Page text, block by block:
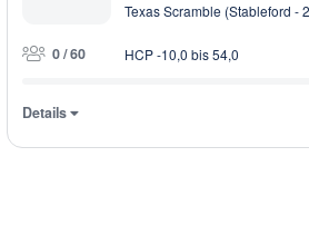
Texas Scramble (Stableford -
0 / 60 HCP -10,0 bis 54,0
Details